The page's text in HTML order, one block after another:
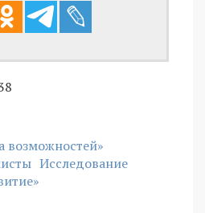
возможностей»
Исследование